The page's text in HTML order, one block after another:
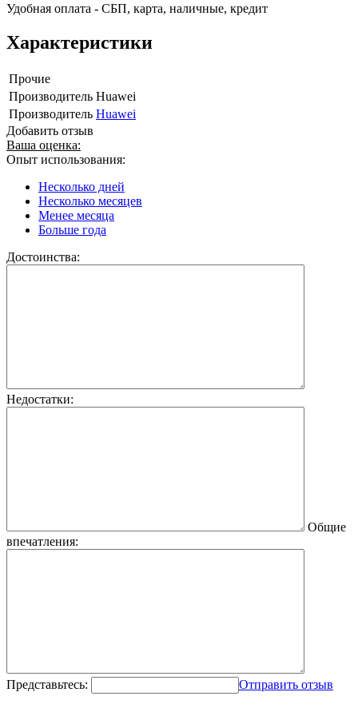
Удобная оплата - СБП, карта, наличные, кредит
Характеристики
Прочие
Производитель Huawei
Производитель Huawei
Добавить отзыв
Ваша оценка:
Опыт использования:
Несколько дней
Несколько месяцев
Менее месяца
Больше года
Достоинства:
Недостатки:
Общие
впечатления:
Представьтесь: Отправить отзыв